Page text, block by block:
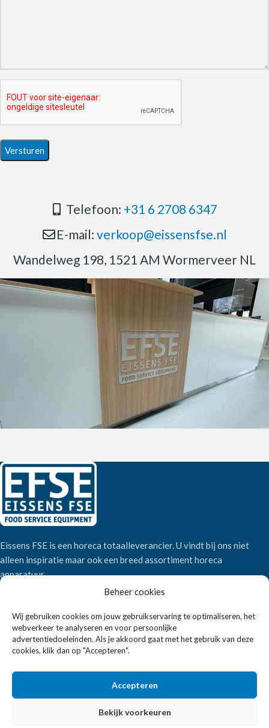
Beheer cookies
Wij gebruiken cookies om jouw gebruikservaring te optimaliseren, het
webverkeer te analyseren en voor persoonlijke
advertentiedoeleinden. Als je akkoord gaat met het gebruik van deze
cookies, klik dan op "Accepteren".
Accepteren
Bekijk voorkeuren
Telefoon: +31 6 2708 6347
E-mail: verkoop@eissensfse.nl
Wandelweg 198, 1521 AM Wormerveer NL
Eissens FSE is een horeca totaalleverancier. U vindt bij ons niet
alleen inspiratie maar ook een breed assortiment horeca
apparatuur.
Wandelweg 198, 1521 AM Wormerveer
Telefoon:+31 6 2708 6347
E-mail:verkoop@eissensfse.nl